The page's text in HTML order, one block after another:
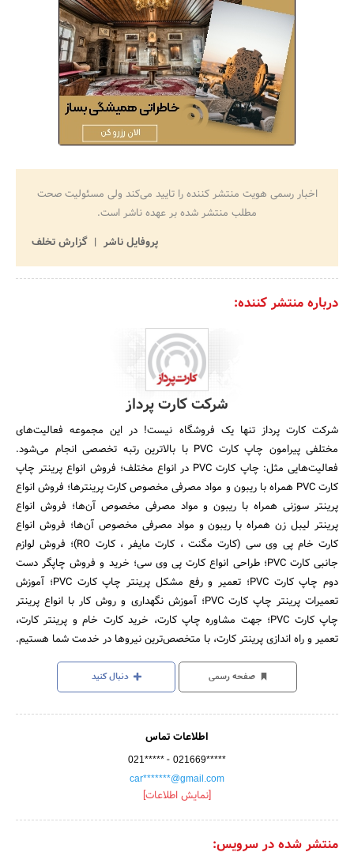
اخبار رسمی هویت منتشر کننده را تایید می‌کند ولی مسئولیت صحت
مطلب منتشر شده بر عهده ناشر است.
پروفایل ناشر
گزارش تخلف
درباره منتشر کننده:
شرکت کارت پرداز
شرکت کارت پرداز تنها یک فروشگاه نیست! در این مجموعه فعالیت­‌های
مختلفی پیرامون چاپ کارت PVC با بالاترین رتبه تخصصی انجام می­‌شود.
فعالیت‌هایی مثل: چاپ کارت PVC در انواع مختلف؛ فروش انواع پرینتر چاپ
کارت PVC همراه با ریبون و مواد مصرفی مخصوص کارت پرینترها؛ فروش انواع
پرینتر سوزنی همراه با ریبون و مواد مصرفی مخصوص آن‌ها؛ فروش انواع
پرینتر لیبل زن همراه با ریبون و مواد مصرفی مخصوص آن‌ها؛ فروش انواع
کارت خام پی وی سی (کارت مگنت ، کارت مایفر ، کارت RO)؛ فروش لوازم
جانبی کارت PVC؛ طراحی انواع کارت پی وی سی؛ خرید و فروش چاپگر دست
دوم چاپ کارت PVC؛ تعمیر و رفع مشکل پرینتر چاپ کارت PVC؛ آموزش
تعمیرات پرینتر چاپ کارت PVC؛ آموزش نگهداری و روش کار با انواع پرینتر
چاپ کارت PVC؛ جهت مشاوره چاپ کارت، خرید کارت خام و پرینتر کارت،
تعمیر و راه اندازی پرینتر کارت، با متخصص‌ترین نیروها در خدمت شما هستیم.
صفحه رسمی دنبال کنید
اطلاعات تماس
021***** - 021669*****
car*******@gmail.com
[نمایش اطلاعات]
منتشر شده در سرویس: